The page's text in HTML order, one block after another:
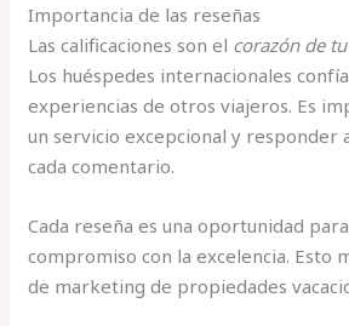
Importancia de las reseñas
Las calificaciones son el corazón de
Los huéspedes internacionales
experiencias de otros viajeros. Es
un servicio excepcional y responder
cada comentario.
Cada reseña es una oportunidad
compromiso con la excelencia. Esto
de marketing de propiedades